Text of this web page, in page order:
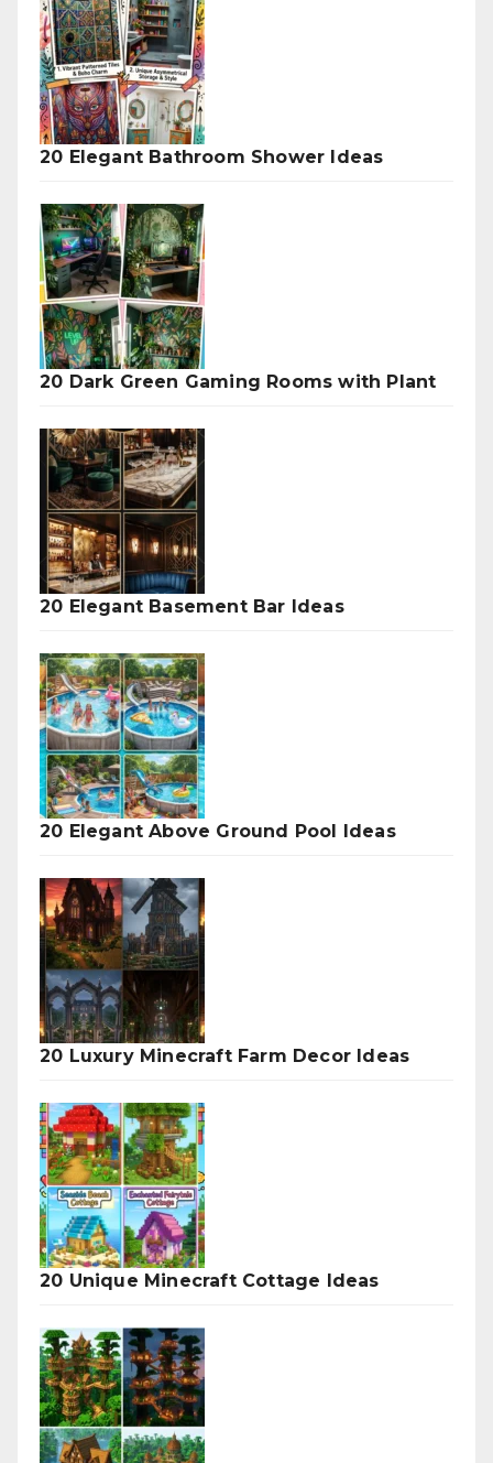
20 Elegant Bathroom Shower Ideas
20 Dark Green Gaming Rooms with Plant
20 Elegant Basement Bar Ideas
20 Elegant Above Ground Pool Ideas
20 Luxury Minecraft Farm Decor Ideas
20 Unique Minecraft Cottage Ideas